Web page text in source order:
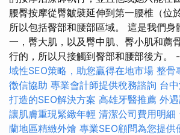
腰臀按摩從臀皺襞延伸到第一腰椎（位
所以包括臀部和腰部區域。 這是我們身
一，臀大肌，以及臀中肌、臀小肌和薦
行的，所以只接觸到臀部和腰部後方。
域性SEO策略，助您贏得在地市場 整骨
徵信協助 專業會計師提供稅務諮詢 台
打造的SEO解決方案 高雄牙醫推薦 外
讓肌膚重現緊緻年輕 清潔公司費用明細
蘭地區精緻外燴 專業SEO顧問為您提供